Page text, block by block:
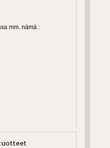
mm. nämä :